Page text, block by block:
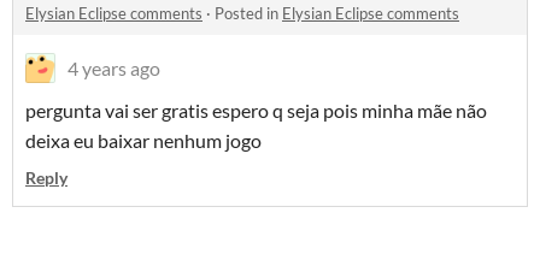
Elysian Eclipse comments · Posted in Elysian Eclipse comments
4 years ago
pergunta vai ser gratis espero q seja pois minha mãe não
deixa eu baixar nenhum jogo
Reply